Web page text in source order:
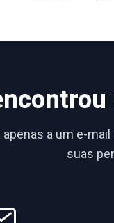
a um e-
suas